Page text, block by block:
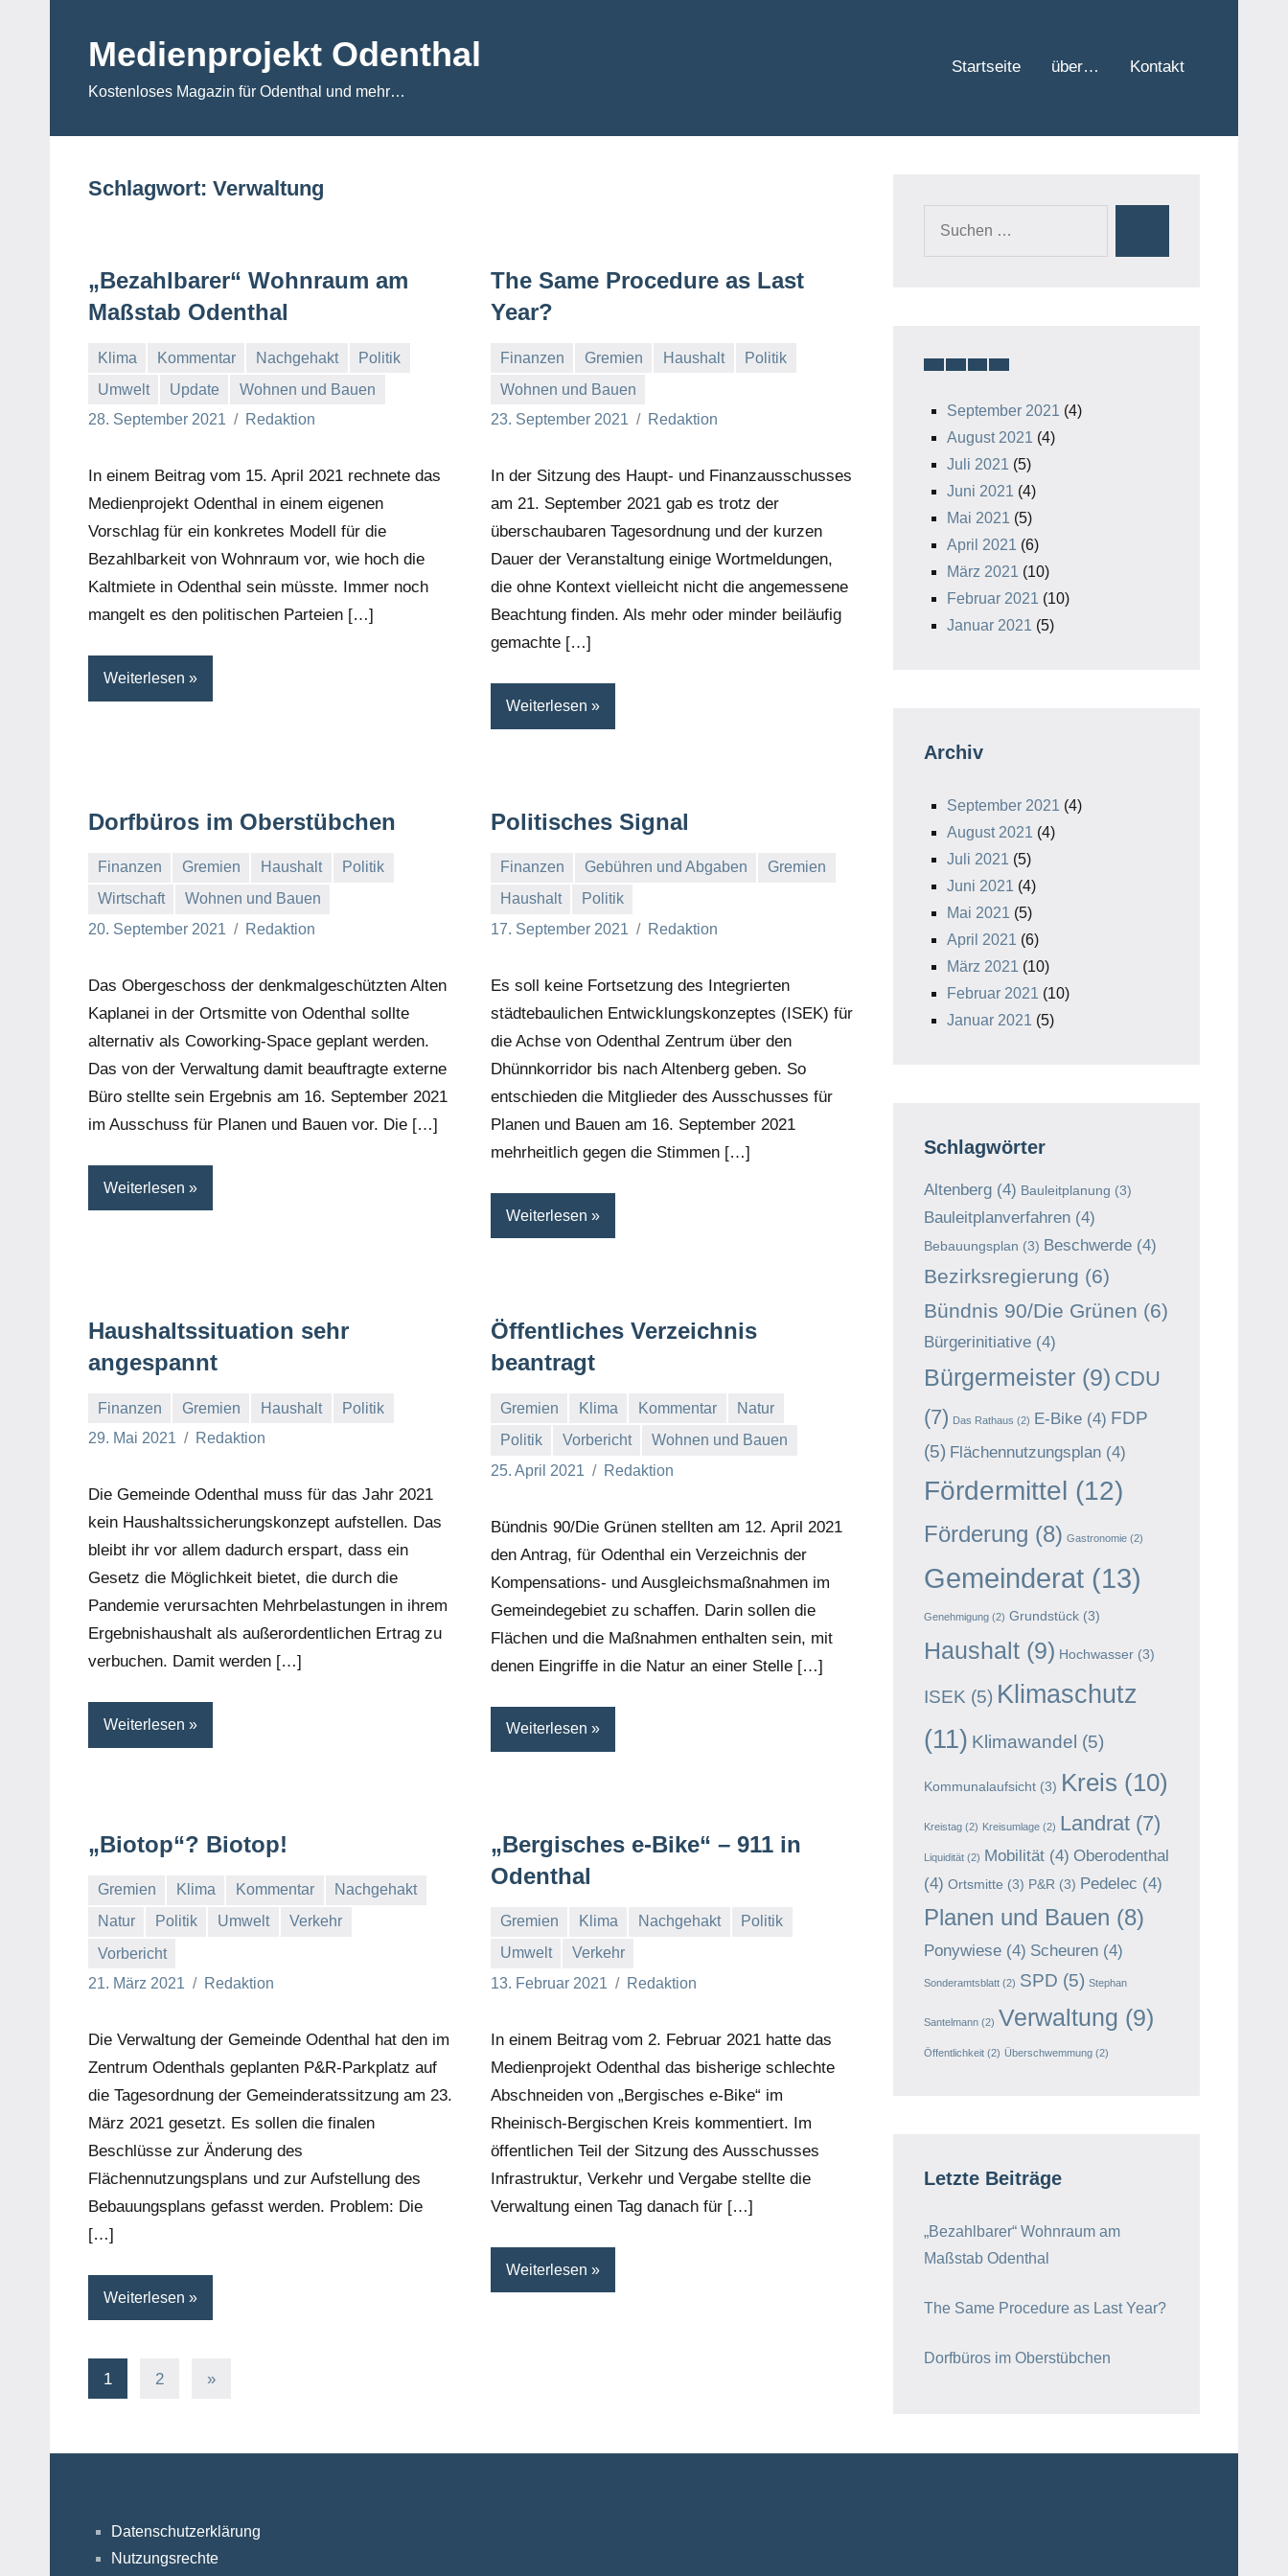
springenMedienprojekt Odenthal
Kostenloses Magazin für Odenthal und mehr…
Startseite über… Kontakt
Schlagwort: Verwaltung
„Bezahlbarer“ Wohnraum am
Maßstab Odenthal
Klima Kommentar Nachgehakt
Politik
Umwelt
Update
Wohnen und Bauen
28. September 2021
Redaktion
In einem Beitrag vom 15. April 2021 rechnete das
Medienprojekt Odenthal in einem eigenen
Vorschlag für ein konkretes Modell für die
Bezahlbarkeit von Wohnraum vor, wie hoch die
Kaltmiete in Odenthal sein müsste. Immer noch
mangelt es den politischen Parteien […]
Weiterlesen
The Same Procedure as Last
Year?
Finanzen Gremien Haushalt
Politik
Wohnen und Bauen
23. September 2021
Redaktion
In der Sitzung des Haupt- und Finanzausschusses
am 21. September 2021 gab es trotz der
überschaubaren Tagesordnung und der kurzen
Dauer der Veranstaltung einige Wortmeldungen,
die ohne Kontext vielleicht nicht die angemessene
Beachtung finden. Als mehr oder minder beiläufig
gemachte […]
Weiterlesen
Dorfbüros im Oberstübchen
Finanzen Gremien Haushalt
Politik
Wirtschaft
Wohnen und Bauen
20. September 2021
Redaktion
Das Obergeschoss der denkmalgeschützten Alten
Kaplanei in der Ortsmitte von Odenthal sollte
alternativ als Coworking-Space geplant werden.
Das von der Verwaltung damit beauftragte externe
Büro stellte sein Ergebnis am 16. September 2021
im Ausschuss für Planen und Bauen vor. Die […]
Weiterlesen
Politisches Signal
Finanzen Gebühren und Abgaben
Gremien
Haushalt
Politik
17. September 2021
Redaktion
Es soll keine Fortsetzung des Integrierten
städtebaulichen Entwicklungskonzeptes (ISEK) für
die Achse von Odenthal Zentrum über den
Dhünnkorridor bis nach Altenberg geben. So
entschieden die Mitglieder des Ausschusses für
Planen und Bauen am 16. September 2021
mehrheitlich gegen die Stimmen […]
Weiterlesen
Haushaltssituation sehr
angespannt
Finanzen Gremien Haushalt
Politik
29. Mai 2021
Redaktion
Die Gemeinde Odenthal muss für das Jahr 2021
kein Haushaltssicherungskonzept aufstellen. Das
bleibt ihr vor allem dadurch erspart, dass ein
Gesetz die Möglichkeit bietet, die durch die
Pandemie verursachten Mehrbelastungen in ihrem
Ergebnishaushalt als außerordentlichen Ertrag zu
verbuchen. Damit werden […]
Weiterlesen
Öffentliches Verzeichnis
beantragt
Gremien Klima Kommentar
Natur
Politik
Vorbericht
Wohnen und Bauen
25. April 2021
Redaktion
Bündnis 90/Die Grünen stellten am 12. April 2021
den Antrag, für Odenthal ein Verzeichnis der
Kompensations- und Ausgleichsmaßnahmen im
Gemeindegebiet zu schaffen. Darin sollen die
Flächen und die Maßnahmen enthalten sein, mit
denen Eingriffe in die Natur an einer Stelle […]
Weiterlesen
„Biotop“? Biotop!
Gremien Klima Kommentar
Nachgehakt
Natur
Politik Umwelt
Verkehr
Vorbericht
21. März 2021
Redaktion
Die Verwaltung der Gemeinde Odenthal hat den im
Zentrum Odenthals geplanten P&R-Parkplatz auf
die Tagesordnung der Gemeinderatssitzung am 23.
März 2021 gesetzt. Es sollen die finalen
Beschlüsse zur Änderung des
Flächennutzungsplans und zur Aufstellung des
Bebauungsplans gefasst werden. Problem: Die
[…]
Weiterlesen
„Bergisches e-Bike“ – 911 in
Odenthal
Gremien Klima Nachgehakt
Politik
Umwelt
Verkehr
13. Februar 2021
Redaktion
In einem Beitrag vom 2. Februar 2021 hatte das
Medienprojekt Odenthal das bisherige schlechte
Abschneiden von „Bergisches e-Bike“ im
Rheinisch-Bergischen Kreis kommentiert. Im
öffentlichen Teil der Sitzung des Ausschusses
Infrastruktur, Verkehr und Vergabe stellte die
Verwaltung einen Tag danach für […]
Weiterlesen
Seitennummerierung
Beiträge
1 2
Nächste
»
September 2021 (4)
August 2021 (4)
Juli 2021 (5)
Juni 2021 (4)
Mai 2021 (5)
April 2021 (6)
März 2021 (10)
Februar 2021 (10)
Januar 2021 (5)
Archiv
September 2021 (4)
August 2021 (4)
Juli 2021 (5)
Juni 2021 (4)
Mai 2021 (5)
April 2021 (6)
März 2021 (10)
Februar 2021 (10)
Januar 2021 (5)
Schlagwörter
Altenberg (4) Bauleitplanung (3)
Bauleitplanverfahren (4)
Bebauungsplan (3) Beschwerde (4)
Bezirksregierung (6)
Bündnis 90/Die Grünen (6)
Bürgerinitiative (4)
Bürgermeister (9) CDU
(7) Das Rathaus (2) E-Bike (4) FDP
(5) Flächennutzungsplan (4)
Fördermittel (12)
Förderung (8) Gastronomie (2)
Gemeinderat (13)
Genehmigung (2) Grundstück (3)
Haushalt (9) Hochwasser (3)
ISEK (5) Klimaschutz
(11) Klimawandel (5)
Kommunalaufsicht (3) Kreis (10)
Kreistag (2) Kreisumlage (2) Landrat (7)
Liquidität (2) Mobilität (4) Oberodenthal
(4) Ortsmitte (3) P&R (3) Pedelec (4)
Planen und Bauen (8)
Ponywiese (4) Scheuren (4)
Sonderamtsblatt (2) SPD (5) Stephan
Santelmann (2) Verwaltung (9)
Öffentlichkeit (2) Überschwemmung (2)
Letzte Beiträge
„Bezahlbarer“ Wohnraum am
Maßstab Odenthal
The Same Procedure as Last Year?
Dorfbüros im Oberstübchen
Datenschutzerklärung
Nutzungsrechte